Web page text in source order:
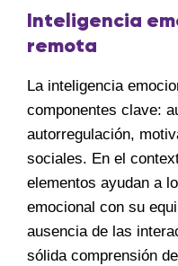
Inteligencia
remota
La inteligencia
componentes clave:
autorregulación,
sociales. En el
elementos ayudan a
emocional con su
ausencia de las
sólida comprensión